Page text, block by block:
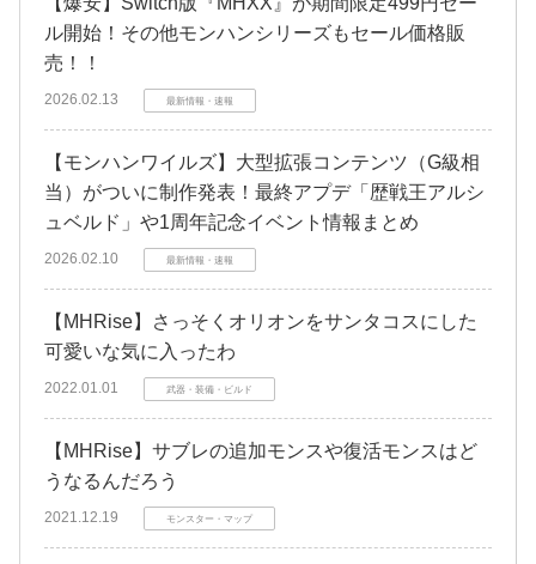
ル開始！その他モンハンシリーズもセール価格販
売！！
2026.02.13 最新情報・速報
【モンハンワイルズ】大型拡張コンテンツ（G級相
当）がついに制作発表！最終アプデ「歴戦王アルシ
ュベルド」や1周年記念イベント情報まとめ
2026.02.10 最新情報・速報
【MHRise】さっそくオリオンをサンタコスにした
可愛いな気に入ったわ
2022.01.01 武器・装備・ビルド
【MHRise】サブレの追加モンスや復活モンスはど
うなるんだろう
2021.12.19 モンスター・マップ